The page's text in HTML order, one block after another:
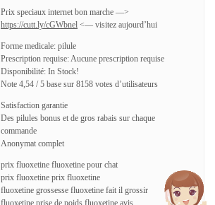
Prix speciaux internet bon marche —>
https://cutt.ly/cGWbnel <— visitez aujourd’hui
Forme medicale: pilule
Prescription requise: Aucune prescription requise
Disponibilité: In Stock!
Note 4,54 / 5 base sur 8158 votes d’utilisateurs
Satisfaction garantie
Des pilules bonus et de gros rabais sur chaque
commande
Anonymat complet
prix fluoxetine fluoxetine pour chat
prix fluoxetine prix fluoxetine
fluoxetine grossesse fluoxetine fait il grossir
fluoxetine prise de poids fluoxetine avis